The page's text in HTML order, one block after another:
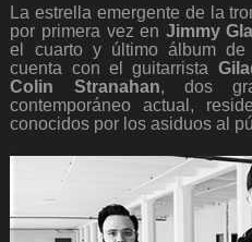
La estrella emergente de la
por primera vez en Jimmy
el cuarto y último álbum de
cuenta con el guitarrista
Colin Stranahan, dos
contemporáneo actual,
conocidos por los asiduos al